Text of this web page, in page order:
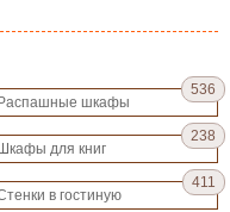
Распашные шкафы
536
Шкафы для книг
238
в гостиную
411